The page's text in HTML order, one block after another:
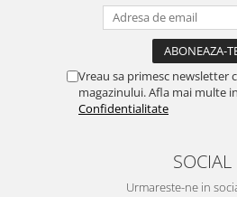
Vreau sa primesc newsletter
magazinului. Afla mai multe in
Confidentialitate
SOCIAL
Urmareste-ne in